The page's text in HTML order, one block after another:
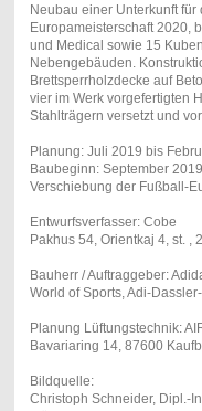
Neubau einer Unterkunft
Europameisterschaft 2020,
und Medical sowie 15
Nebengebäuden.
Brettsperrholzdecke auf
vier im Werk vorgefertigten
Stahlträgern versetzt und
Planung: Juli 2019 bis
Baubeginn: September
Verschiebung der Fußball-
Entwurfsverfasser: Cobe
Pakhus 54, Orientkaj 4, st. ,
Bauherr / Auftraggeber:
World of Sports, Adi-
Planung Lüftungstechnik:
Bavariaring 14, 87600
Bildquelle:
Christoph Schneider, Dipl.-